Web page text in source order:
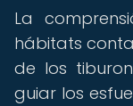
La
hábitats
de los
guiar los